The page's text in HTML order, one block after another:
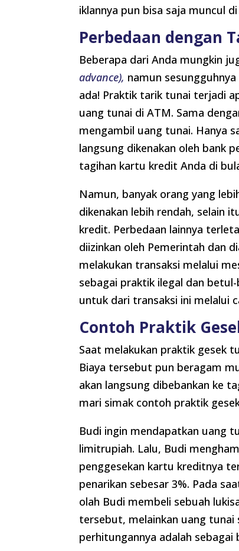
iklannya pun bisa saja muncul
Perbedaan dengan
Beberapa dari Anda mungkin
advance), namun
ada! Praktik tarik tunai terjadi
uang tunai di ATM. Sama
mengambil uang tunai. Hanya
langsung dikenakan oleh bank
tagihan kartu kredit Anda di
Namun, banyak orang yang
dikenakan lebih rendah, selain
kredit. Perbedaan lainnya
diizinkan oleh Pemerintah dan
melakukan transaksi melalui
sebagai praktik ilegal dan
untuk dari transaksi ini melalui
Contoh Praktik
Saat melakukan praktik gesek
Biaya tersebut pun beragam
akan langsung dibebankan ke
mari simak contoh praktik
Budi ingin mendapatkan uang
limitrupiah. Lalu, Budi
penggesekan kartu kreditnya
penarikan sebesar 3%. Pada
olah Budi membeli sebuah
tersebut, melainkan uang tunai
perhitungannya adalah sebagai